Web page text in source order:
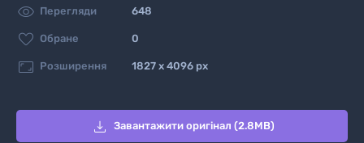
 Перегляди 648
 Обране 0
 Розширення 1827 x 4096 px
 Завантажити оригінал (2.8MB)